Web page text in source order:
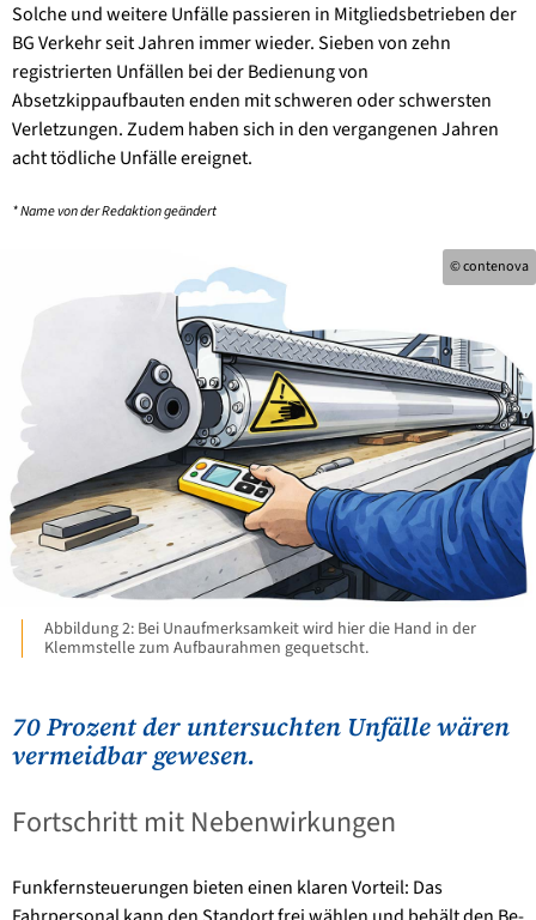
Solche und weitere Unfälle passieren in Mitgliedsbetrieben der
BG Verkehr seit Jahren immer wieder. Sieben von zehn
registrierten Unfällen bei der Bedienung von
Absetzkippaufbauten enden mit schweren oder schwersten
Verletzungen. Zudem haben sich in den vergangenen Jahren
acht tödliche Unfälle ereignet.
* Name von der Redaktion geändert
© contenova
Abbildung 2: Bei Unaufmerksamkeit wird hier die Hand in der
Klemmstelle zum Aufbaurahmen gequetscht.
70 Prozent der untersuchten Unfälle wären
vermeidbar gewesen.
Fortschritt mit Nebenwirkungen
Funkfernsteuerungen bieten einen klaren Vorteil: Das